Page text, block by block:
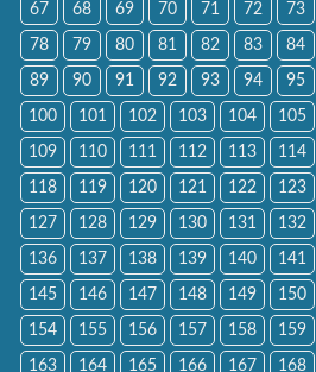
67 68 69 70 71 72 73
78 79 80 81 82 83 84
89 90 91 92 93 94 95
100 101 102 103 104 105
109 110 111 112 113 114
118 119 120 121 122 123
127 128 129 130 131 132
136 137 138 139 140 141
145 146 147 148 149 150
154 155 156 157 158 159
163 164 165 166 167 168